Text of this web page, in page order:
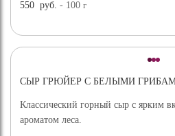
550 руб. - 100г
СЫР ГРЮЙЕР С БЕЛЫМИ
Классический горный сыр с ярким
ароматом леса.